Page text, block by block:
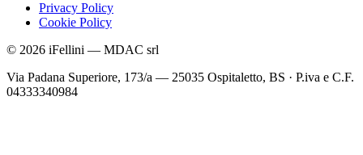
Privacy Policy
Cookie Policy
© 2026 iFellini — MDAC srl
Via Padana Superiore, 173/a — 25035 Ospitaletto, BS · P.iva e C.F.
04333340984